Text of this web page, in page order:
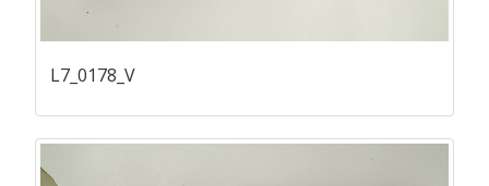
L7_0178_V